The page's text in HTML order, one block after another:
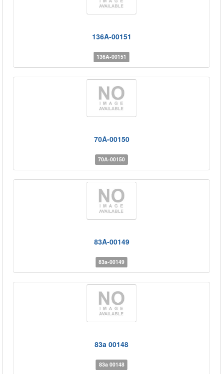
136A-00151
136A-00151
70A-00150
70A-00150
83A-00149
83a-00149
83a 00148
83a 00148